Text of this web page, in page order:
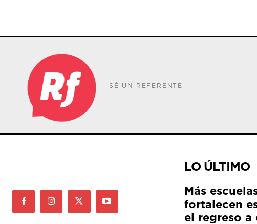
SÉ UN REFERENTE
LO ÚLTIMO
Más
fortalecen
el regreso a